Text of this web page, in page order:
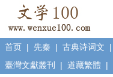
首页 | 先秦 | 古典诗词文 |
臺灣文獻叢刊
| 道藏繁體 |